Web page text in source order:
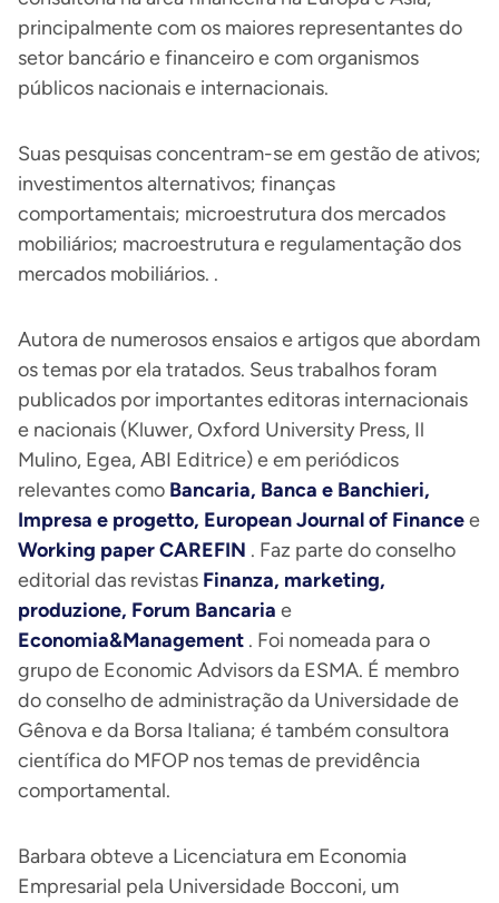
principalmente com os maiores representantes do
setor bancário e financeiro e com organismos
públicos nacionais e internacionais.
Suas pesquisas concentram-se em gestão de ativos;
investimentos alternativos; finanças
comportamentais; microestrutura dos mercados
mobiliários; macroestrutura e regulamentação dos
mercados mobiliários. .
Autora de numerosos ensaios e artigos que abordam
os temas por ela tratados. Seus trabalhos foram
publicados por importantes editoras internacionais
e nacionais (Kluwer, Oxford University Press, Il
Mulino, Egea, ABI Editrice) e em periódicos
relevantes como Bancaria, Banca e Banchieri,
Impresa e progetto, European Journal of Financee
Working paper CAREFIN . Faz parte do conselho
editorial das revistas Finanza, marketing,
produzione, Forum Bancaria e
Economia&Management . Foi nomeada para o
grupo de Economic Advisors da ESMA. É membro
do conselho de administração da Universidade de
Gênova e da Borsa Italiana; é também consultora
científica do MFOP nos temas de previdência
comportamental.
Barbara obteve a Licenciatura em Economia
Empresarial pela Universidade Bocconi, um